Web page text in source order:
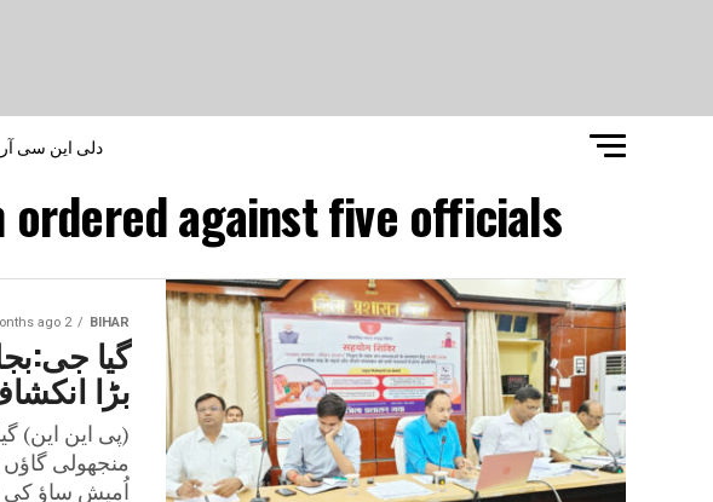
دلی این سی آر
against five officials"
BIHAR
2 months ago
گیا
بڑا
(پی این این)
منجھولی
اُمیش ساؤ کی